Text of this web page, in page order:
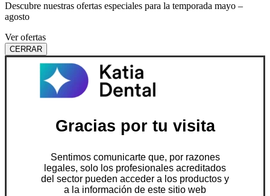
Descubre nuestras ofertas especiales para la temporada mayo –
agosto
Ver ofertas
CERRAR
Gracias por tu visita
Sentimos comunicarte que, por razones
legales, solo los profesionales acreditados
del sector pueden acceder a los productos y
a la información de este sitio web